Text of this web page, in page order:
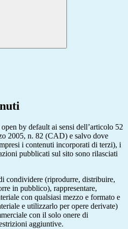
by default ai sensi dell’articolo 52
2005, n. 82 (CAD) e salvo dove
i contenuti incorporati di terzi), i
pubblicati sul sito sono rilasciati
condividere (riprodurre, distribuire,
in pubblico), rappresentare,
con qualsiasi mezzo e formato e
e utilizzarlo per opere derivate)
con il solo onere di
aggiuntive.